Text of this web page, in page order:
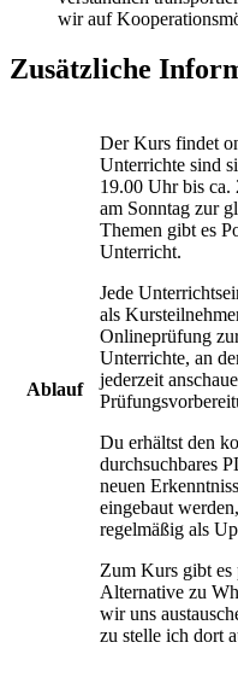
wir auf
Zusätzliche
Ablauf
Der Kurs findet
Unterrichte sind
19.00 Uhr bis ca.
am Sonntag zur
Themen gibt es
Unterricht.
Jede
als
Onlineprüfung
Unterrichte, an
jederzeit
Du erhältst den
durchsuchbares
neuen
eingebaut
regelmäßig als
Zum Kurs gibt es
Alternative zu
wir uns
zu stelle ich dort